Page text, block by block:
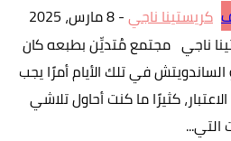
كريستينا ناجي-8 مارس، 2025
ناجي مجتمع مُتديِّن بطبعه كان
في تلك الأيام أمرًا يجب
كثيرًا ما كنت أحاول تلاشي
التي...